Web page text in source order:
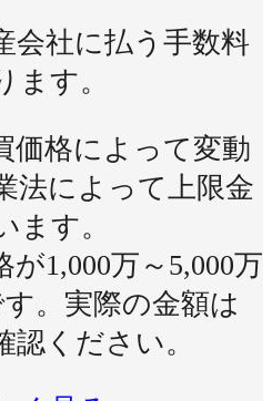
会社に払う手数料
ます。
価格によって変動
法によって上限金
ます。
1,000万～5,000万
。実際の金額は
ください。